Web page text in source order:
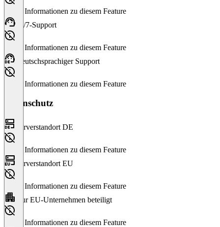
Keine Informationen zu diesem Feature
24/7-Support
Keine Informationen zu diesem Feature
Deutschsprachiger Support
Keine Informationen zu diesem Feature
Datenschutz
Serverstandort DE
Keine Informationen zu diesem Feature
Serverstandort EU
Keine Informationen zu diesem Feature
Nur EU-Unternehmen beteiligt
Keine Informationen zu diesem Feature